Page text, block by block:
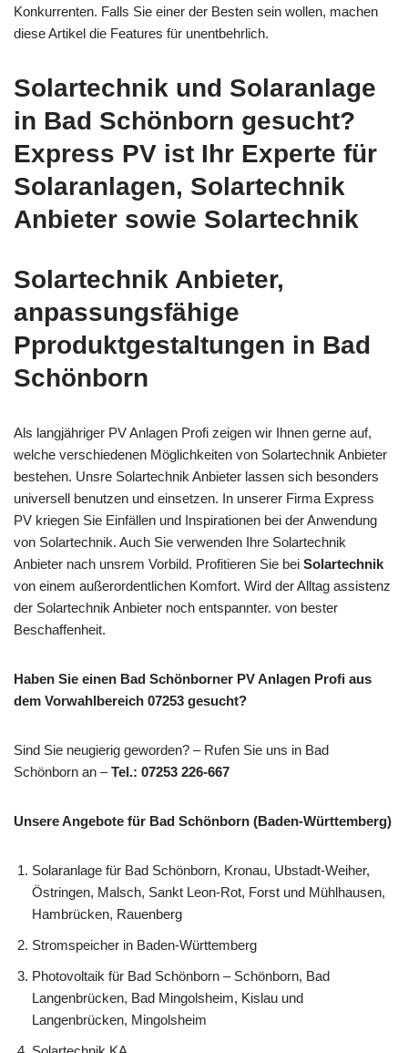
Konkurrenten. Falls Sie einer der Besten sein wollen, machen
diese Artikel die Features für unentbehrlich.
Solartechnik und Solaranlage
in Bad Schönborn gesucht?
Express PV ist Ihr Experte für
Solaranlagen, Solartechnik
Anbieter sowie Solartechnik
Solartechnik Anbieter,
anpassungsfähige
Pproduktgestaltungen in Bad
Schönborn
Als langjähriger PV Anlagen Profi zeigen wir Ihnen gerne auf,
welche verschiedenen Möglichkeiten von Solartechnik Anbieter
bestehen. Unsre Solartechnik Anbieter lassen sich besonders
universell benutzen und einsetzen. In unserer Firma Express
PV kriegen Sie Einfällen und Inspirationen bei der Anwendung
von Solartechnik. Auch Sie verwenden Ihre Solartechnik
Anbieter nach unsrem Vorbild. Profitieren Sie bei Solartechnik
von einem außerordentlichen Komfort. Wird der Alltag assistenz
der Solartechnik Anbieter noch entspannter. von bester
Beschaffenheit.
Haben Sie einen Bad Schönborner PV Anlagen Profi aus
dem Vorwahlbereich 07253 gesucht?
Sind Sie neugierig geworden? – Rufen Sie uns in Bad
Schönborn an –Tel.: 07253 226-667
Unsere Angebote für Bad Schönborn (Baden-Württemberg)
Solaranlage für Bad Schönborn, Kronau, Ubstadt-Weiher,
Östringen, Malsch, Sankt Leon-Rot, Forst und Mühlhausen,
Hambrücken, Rauenberg
Stromspeicher in Baden-Württemberg
Photovoltaik für Bad Schönborn – Schönborn, Bad
Langenbrücken, Bad Mingolsheim, Kislau und
Langenbrücken, Mingolsheim